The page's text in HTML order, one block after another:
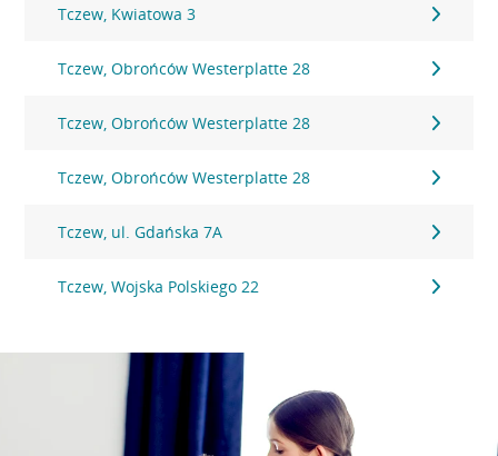
Tczew, Kwiatowa 3
Tczew, Obrońców Westerplatte 28
Tczew, Obrońców Westerplatte 28
Tczew, Obrońców Westerplatte 28
Tczew, ul. Gdańska 7A
Tczew, Wojska Polskiego 22